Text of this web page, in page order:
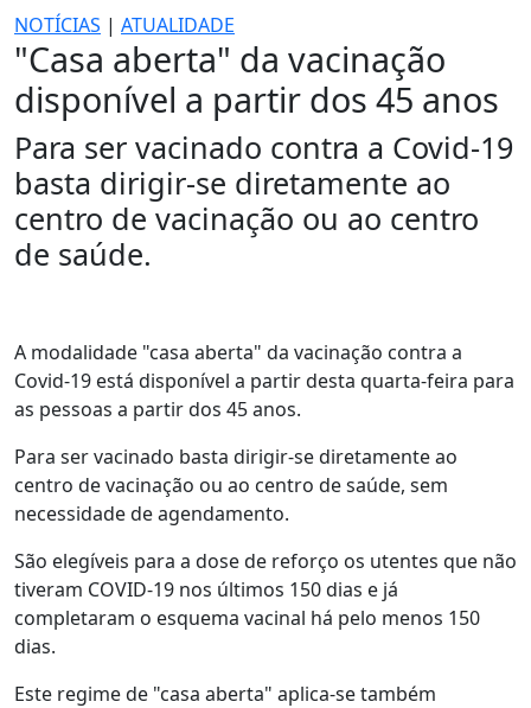
NOTÍCIAS | ATUALIDADE
"Casa aberta" da vacinação
disponível a partir dos 45 anos
Para ser vacinado contra a Covid-19
basta dirigir-se diretamente ao
centro de vacinação ou ao centro
de saúde.
A modalidade "casa aberta" da vacinação contra a
Covid-19 está disponível a partir desta quarta-feira para
as pessoas a partir dos 45 anos.
Para ser vacinado basta dirigir-se diretamente ao
centro de vacinação ou ao centro de saúde, sem
necessidade de agendamento.
São elegíveis para a dose de reforço os utentes que não
tiveram COVID-19 nos últimos 150 dias e já
completaram o esquema vacinal há pelo menos 150
dias.
Este regime de "casa aberta" aplica-se também